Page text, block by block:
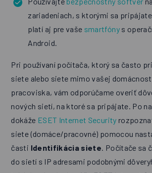
zariadeniach, s ktorými sa
platí aj pre vaše smartfónys
Android.
Pri používaní počítača, ktorý sa často
siete alebo siete mimo vašej
pracoviska, vám odporúčame overiť
nových sietí, na ktoré sa pripájate. Po
dokáže ESET Internet Security
siete (domáce/pracovné) pomocou
časti Identifikácia siete. Počítače sa
do sietí s IP adresami podobnými